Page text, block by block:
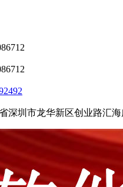
深圳市龙华新区创业路汇海